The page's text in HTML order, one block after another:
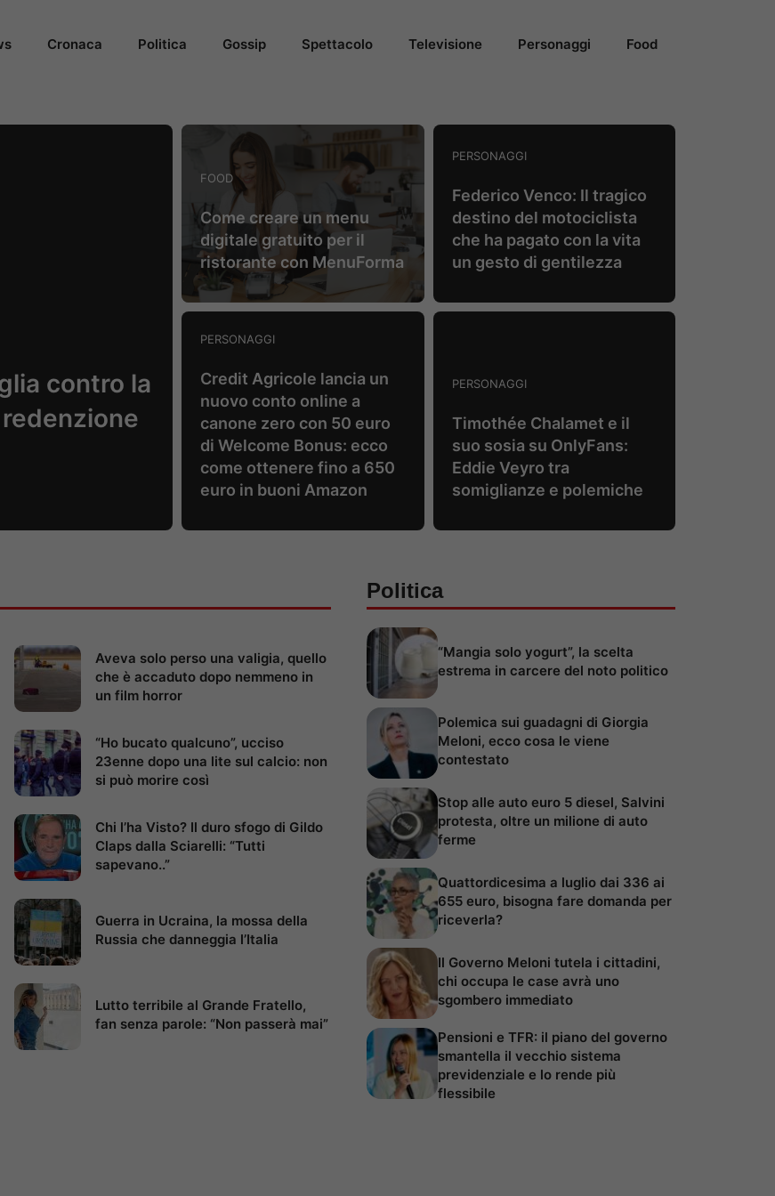
Cronaca Politica Gossip Spettacolo Televisione Personaggi Food
contro la
FOOD
Come creare un menu
digitale gratuito per il
ristorante con MenuForma
PERSONAGGI
Federico Venco: Il tragico
destino del motociclista
che ha pagato con la vita
un gesto di gentilezza
PERSONAGGI
Credit Agricole lancia un
nuovo conto online a
canone zero con 50 euro
di Welcome Bonus: ecco
come ottenere fino a 650
euro in buoni Amazon
PERSONAGGI
Timothée Chalamet e il
suo sosia su OnlyFans:
Eddie Veyro tra
somiglianze e polemiche
Aveva solo perso una valigia, quello
che è accaduto dopo nemmeno in
un film horror
“Ho bucato qualcuno”, ucciso
23enne dopo una lite sul calcio: non
si può morire così
Chi l’ha Visto? Il duro sfogo di Gildo
Claps dalla Sciarelli: “Tutti
sapevano..”
Guerra in Ucraina, la mossa della
Russia che danneggia l’Italia
Lutto terribile al Grande Fratello,
fan senza parole: “Non passerà mai”
Politica
“Mangia solo yogurt”, la scelta
estrema in carcere del noto politico
Polemica sui guadagni di Giorgia
Meloni, ecco cosa le viene
contestato
Stop alle auto euro 5 diesel, Salvini
protesta, oltre un milione di auto
ferme
Quattordicesima a luglio dai 336 ai
655 euro, bisogna fare domanda per
riceverla?
Il Governo Meloni tutela i cittadini,
chi occupa le case avrà uno
sgombero immediato
Pensioni e TFR: il piano del governo
smantella il vecchio sistema
previdenziale e lo rende più
flessibile